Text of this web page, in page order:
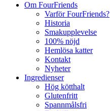
Om FourFriends
Varför FourFriends?
Historia
Smakupplevelse
100% nöjd
Hemlösa katter
Kontakt
Nyheter
Ingredienser
Hög kötthalt
Glutenfritt
Spannmålsfri